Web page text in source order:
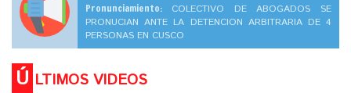
Pronunciamiento: COLECTIVO DE ABOGADOS SE
PRONUCIAN ANTE LA DETENCION ARBITRARIA DE 4
PERSONAS EN CUSCO
Ú LTIMOS VIDEOS